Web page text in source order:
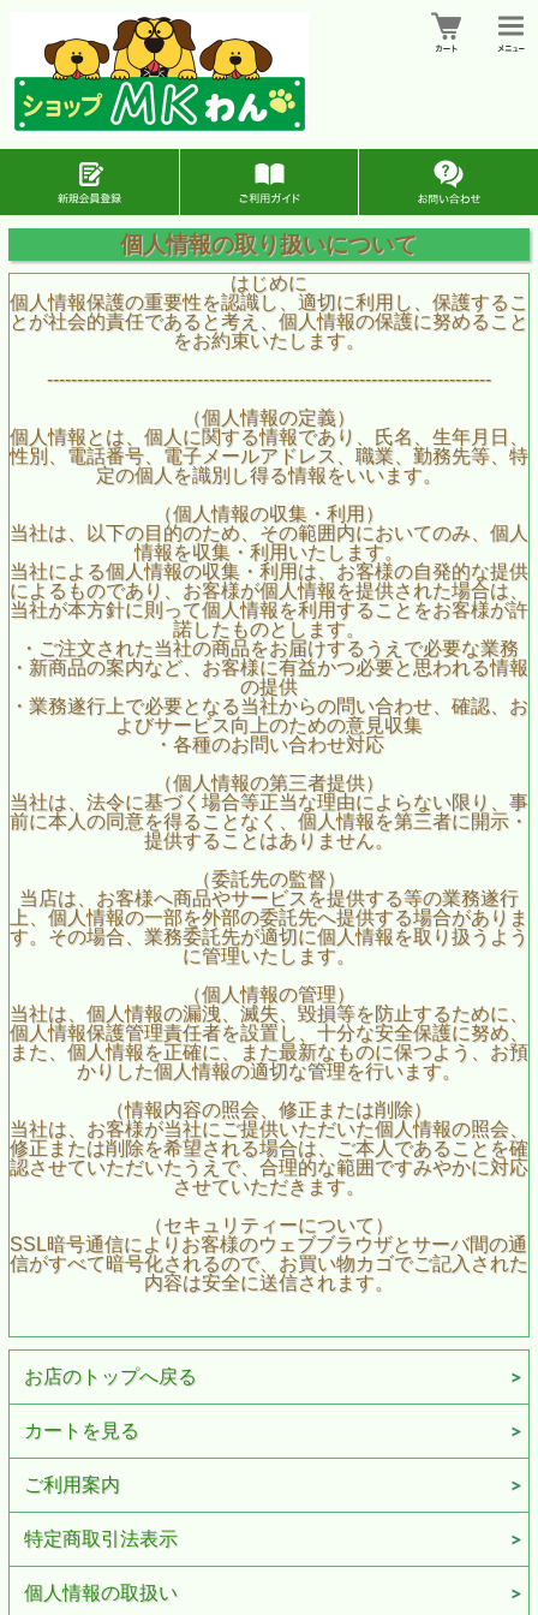
個人情報の取り扱いについて
はじめに
個人情報保護の重要性を認識し、適切に利用し、保護するこ
とが社会的責任であると考え、個人情報の保護に努めること
をお約束いたします。
--------------------------------------------------------------------------
（個人情報の定義）
個人情報とは、個人に関する情報であり、氏名、生年月日、
性別、電話番号、電子メールアドレス、職業、勤務先等、特
定の個人を識別し得る情報をいいます。
（個人情報の収集・利用）
当社は、以下の目的のため、その範囲内においてのみ、個人
情報を収集・利用いたします。
当社による個人情報の収集・利用は、お客様の自発的な提供
によるものであり、お客様が個人情報を提供された場合は、
当社が本方針に則って個人情報を利用することをお客様が許
諾したものとします。
・ご注文された当社の商品をお届けするうえで必要な業務
・新商品の案内など、お客様に有益かつ必要と思われる情報
の提供
・業務遂行上で必要となる当社からの問い合わせ、確認、お
よびサービス向上のための意見収集
・各種のお問い合わせ対応
（個人情報の第三者提供）
当社は、法令に基づく場合等正当な理由によらない限り、事
前に本人の同意を得ることなく、個人情報を第三者に開示・
提供することはありません。
（委託先の監督）
当店は、お客様へ商品やサービスを提供する等の業務遂行
上、個人情報の一部を外部の委託先へ提供する場合がありま
す。その場合、業務委託先が適切に個人情報を取り扱うよう
に管理いたします。
（個人情報の管理）
当社は、個人情報の漏洩、滅失、毀損等を防止するために、
個人情報保護管理責任者を設置し、十分な安全保護に努め、
また、個人情報を正確に、また最新なものに保つよう、お預
かりした個人情報の適切な管理を行います。
（情報内容の照会、修正または削除）
当社は、お客様が当社にご提供いただいた個人情報の照会、
修正または削除を希望される場合は、ご本人であることを確
認させていただいたうえで、合理的な範囲ですみやかに対応
させていただきます。
（セキュリティーについて）
SSL暗号通信によりお客様のウェブブラウザとサーバ間の通
信がすべて暗号化されるので、お買い物カゴでご記入された
内容は安全に送信されます。
お店のトップへ戻る
カートを見る
ご利用案内
特定商取引法表示
個人情報の取扱い